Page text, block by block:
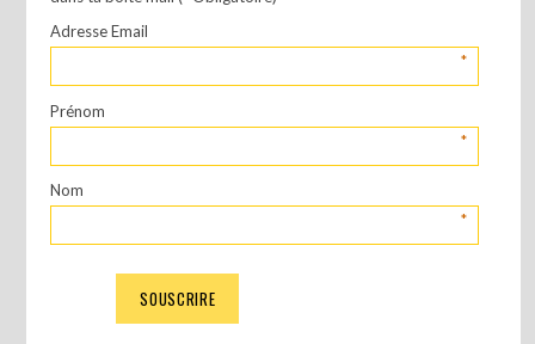
Adresse Email
*
Prénom
*
Nom
*